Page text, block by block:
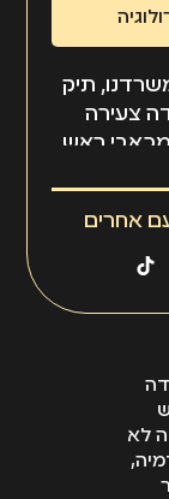
תיק
צעירה
ראש
הילדה
הדמיה,
שהילדה
וגרם לה
אחרים
לא